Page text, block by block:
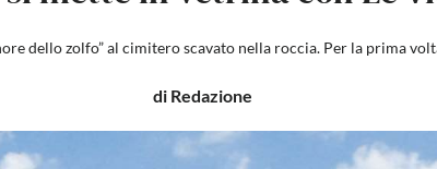
dello zolfo” al cimitero scavato nella roccia. Per la prima
di Redazione